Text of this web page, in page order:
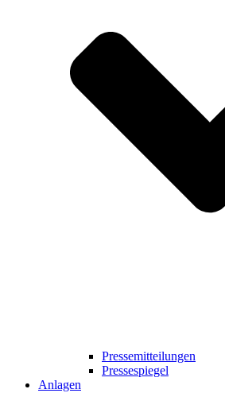
Pressemitteilungen
Pressespiegel
Anlagen